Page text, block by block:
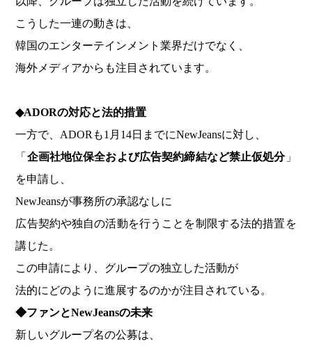
こうした一連の動きは、
韓国のエンターテインメント業界だけでなく、
海外メディアからも注目されています。
◆ADORの対応と法的措置
一方で、ADORも1月14日までにNewJeansに対し、
「 企画社地位保全および広告契約締結など禁止仮処分」
を申請し、
NewJeansが事務所の承認なしに
広告契約や独自の活動を行うことを制限する法的措置を
講じた。
この申請により、グループの独立した活動が
法的にどのように進展するのかが注目されている。
◆ファンとNewJeansの未来
新しいグループ名の公募は、